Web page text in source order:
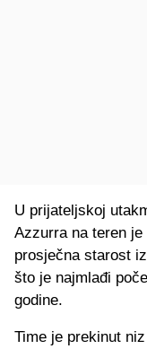
U prijateljskoj
Azzurra na teren
prosječna starost
što je najmlađi
godine.
Time je prekinut